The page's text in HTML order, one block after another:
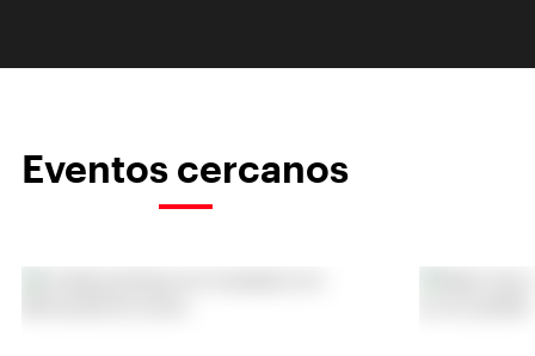
Eventos cercanos